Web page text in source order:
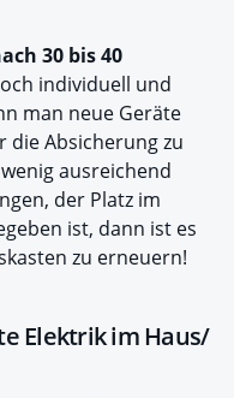
30 bis 40
individuell und
man neue Geräte
die Absicherung zu
ausreichend
der Platz im
ist, dann ist es
zu erneuern!
Elektrik im Haus/